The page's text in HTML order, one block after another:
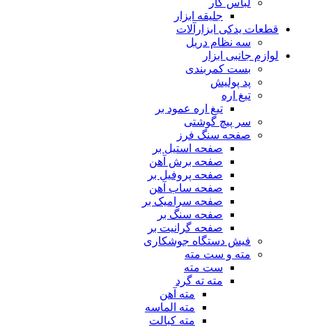
جلیقه ابزار
قطعات یدکی ابزارآلات
سه نظام دریل
لوازم جانبی ابزار
بست کمربندی
پد پولیش
تیغ اره
تیغ اره عمود بر
سر پیچ گوشتی
صفحه سنگ فرز
صفحه استیل بر
صفحه برش آهن
صفحه پروفیل بر
صفحه ساب آهن
صفحه سرامیک بر
صفحه سنگ بر
صفحه گرانیت بر
فیش دستگاه جوشکاری
مته و ست مته
ست مته
مته ته گرد
مته آهن
مته الماسه
مته کبالت